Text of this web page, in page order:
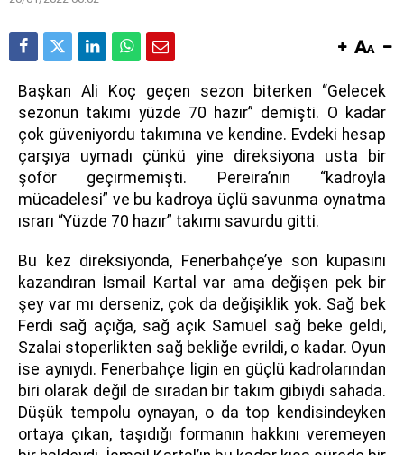
Başkan Ali Koç geçen sezon biterken “Gelecek
sezonun takımı yüzde 70 hazır” demişti. O kadar
çok güveniyordu takımına ve kendine. Evdeki hesap
çarşıya uymadı çünkü yine direksiyona usta bir
şoför geçirmemişti. Pereira’nın “kadroyla
mücadelesi” ve bu kadroya üçlü savunma oynatma
ısrarı “Yüzde 70 hazır” takımı savurdu gitti.
Bu kez direksiyonda, Fenerbahçe’ye son kupasını
kazandıran İsmail Kartal var ama değişen pek bir
şey var mı derseniz, çok da değişiklik yok. Sağ bek
Ferdi sağ açığa, sağ açık Samuel sağ beke geldi,
Szalai stoperlikten sağ bekliğe evrildi, o kadar. Oyun
ise aynıydı. Fenerbahçe ligin en güçlü kadrolarından
biri olarak değil de sıradan bir takım gibiydi sahada.
Düşük tempolu oynayan, o da top kendisindeyken
ortaya çıkan, taşıdığı formanın hakkını veremeyen